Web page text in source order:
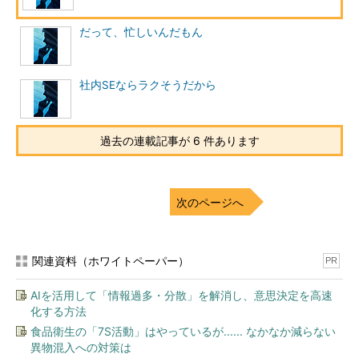
すぐに転職の決断をした中山さんは、翌日、迷うことなく現職
の上司に退職意思を伝えました。上司からは「君には期待をして
いるんだ。辞めないで頑張ってほしい」と説得されたようです
が、中山さんの意思は固く、結局その日のうちに退職は了承され
ました。
さて役員面接から数日後、A社から連絡がありました。そこで
中山さんが聞いたのは、耳を疑うような言葉だったのです。
A社当社採用フローの筆記テストの結果が、基準に至らなかっ
たためです。
中山さん……。
だって、忙しいんだもん
社内SEならラクそうだから
過去の連載記事が 6 件あります
次のページへ
関連資料（ホワイトペーパー） PR
AIを活用して「情報過多・分散」を解消し、意思決定を高速
化する方法
食品衛生の「7S活動」はやっているが...... なかなか減らない
異物混入への対策は